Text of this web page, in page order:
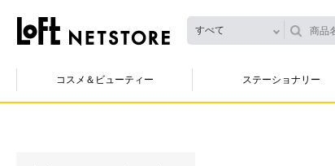
すべて
コスメ＆ビューティー ステーショナリー